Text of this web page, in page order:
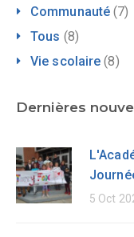
Communauté (7)
Tous (8)
Vie scolaire (8)
Dernières
5 Oct